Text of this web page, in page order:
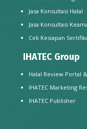
Jasa Konsultasi Halal
Jasa Konsultasi
Cek Kesiapan
IHATEC Group
Halal Review Portal
IHATEC Marketing
IHATEC Publisher